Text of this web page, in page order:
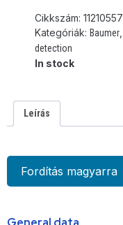
Cikkszám: 11210557
Kategóriák: Baumer
detection
In stock
Leírás
Fordítás magyarra